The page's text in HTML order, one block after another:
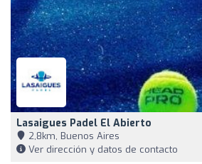
Lasaigues Padel El Abierto
2,8km, Buenos Aires
Ver dirección y datos de contacto